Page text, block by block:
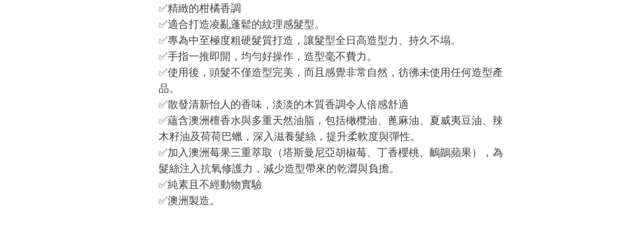
✅精緻的柑橘香調
✅適合打造凌亂蓬鬆的紋理感髮型。
✅專為中至極度粗硬髮質打造，讓髮型全日高造型力、持久不塌。
✅手指一推即開，均勻好操作，造型毫不費力。
✅使用後，頭髮不僅造型完美，而且感覺非常自然，彷彿未使用任何造型產
品。
✅散發清新怡人的香味，淡淡的木質香調令人倍感舒適
✅蘊含澳洲檀香水與多重天然油脂，包括橄欖油、蓖麻油、夏威夷豆油、辣
木籽油及荷荷巴蠟，深入滋養髮絲，提升柔軟度與彈性。
✅加入澳洲莓果三重萃取（塔斯曼尼亞胡椒莓、丁香櫻桃、鴯鶓蘋果），為
髮絲注入抗氧修護力，減少造型帶來的乾澀與負擔。
✅純素且不經動物實驗
✅澳洲製造。